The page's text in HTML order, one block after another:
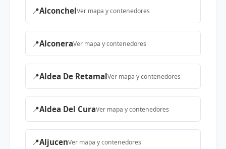
📍AlconchelVer mapa y contenedores
📍AlconeraVer mapa y contenedores
📍Aldea De RetamalVer mapa y contenedores
📍Aldea Del CuraVer mapa y contenedores
📍AljucenVer mapa y contenedores